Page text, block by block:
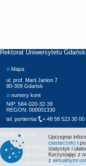
Rektorat Uniwersytetu
Mapa
ul. prof. Marii Janion 7
80-309 Gdańsk
numery kont
NIP: 584-020-32-39
REGON: 000001330
tel. portiernia:
+ 48 58 523 30 00
Wydziały UG
Wydział Biologii
Wydział Chemii
Wydział Ekonomiczny
Uprzejmie
ciasteczek) i
statystyk i
Korzystając z
z aktualnymi